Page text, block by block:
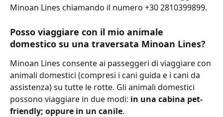
Minoan Lines chiamando il numero +30 2810399899.
Posso viaggiare con il mio animale
domestico su una traversata Minoan Lines?
Minoan Lines consente ai passeggeri di viaggiare con
animali domestici (compresi i cani guida e i cani da
assistenza) su tutte le rotte. Gli animali domestici
possono viaggiare in due modi: in una cabina pet-
friendly; oppure in un canile.